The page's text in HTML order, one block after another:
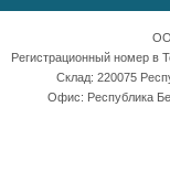
Регистрационный номер в
Склад: 220075
Офис: Республика